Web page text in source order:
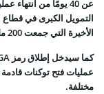
عن 40 يومًا من
الأخيرة التي جمعت 200 مليون دولار.
مختلفة.